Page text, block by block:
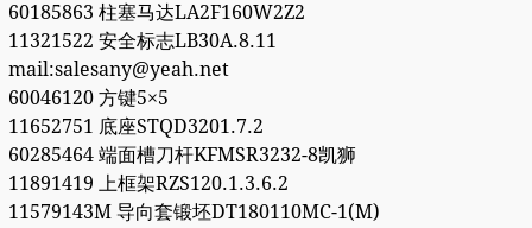
60185863 柱塞马达LA2F160W2Z2
11321522 安全标志LB30A.8.11
mail:salesany@yeah.net
60046120 方键5×5
11652751 底座STQD3201.7.2
60285464 端面槽刀杆KFMSR3232-8凯狮
11891419 上框架RZS120.1.3.6.2
11579143M 导向套锻坯DT180110MC-1(M)